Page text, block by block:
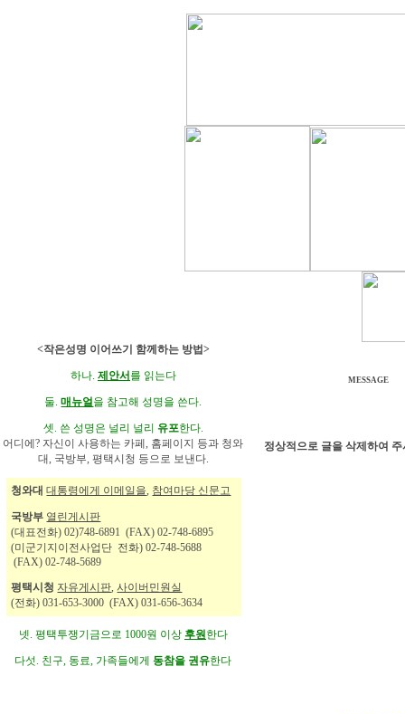
<작은성명 이어쓰기 함께하는 방법>
하나. 제안서 를 읽는다
둘.매뉴얼을 참고해 성명을 쓴다.
셋. 쓴 성명은 널리 널리 유포한다.
어디에? 자신이 사용하는 카페, 홈페이지 등과 청와
대, 국방부, 평택시청 등으로 보낸다.
청와대 대통령에게 이메일을, 참여마당 신문고
국방부 열린게시판
(대표전화) 02)748-6891 (FAX) 02-748-6895
(미군기지이전사업단 전화) 02-748-5688
(FAX) 02-748-5689
평택시청 자유게시판,사이버민원실
(전화) 031-653-3000 (FAX) 031-656-3634
넷. 평택투쟁기금으로 1000원 이상 후원한다
다섯. 친구, 동료, 가족들에게동참을 권유한다
MESSAGE
정상적으로 글을 삭제하여